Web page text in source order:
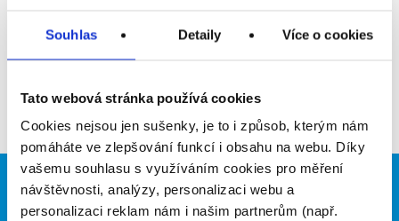
Souhlas Detaily Více o cookies
Tato webová stránka používá cookies
Cookies nejsou jen sušenky, je to i způsob, kterým nám
pomáháte ve zlepšování funkcí i obsahu na webu. Díky
vašemu souhlasu s využíváním cookies pro měření
návštěvnosti, analýzy, personalizaci webu a
personalizaci reklam nám i našim partnerům (např.
Zpět
Brigádníci Firmy